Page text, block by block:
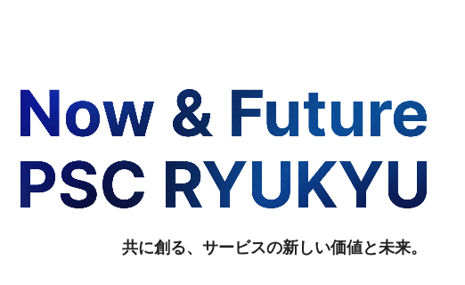
共に創る、サービスの新しい価値と未来。